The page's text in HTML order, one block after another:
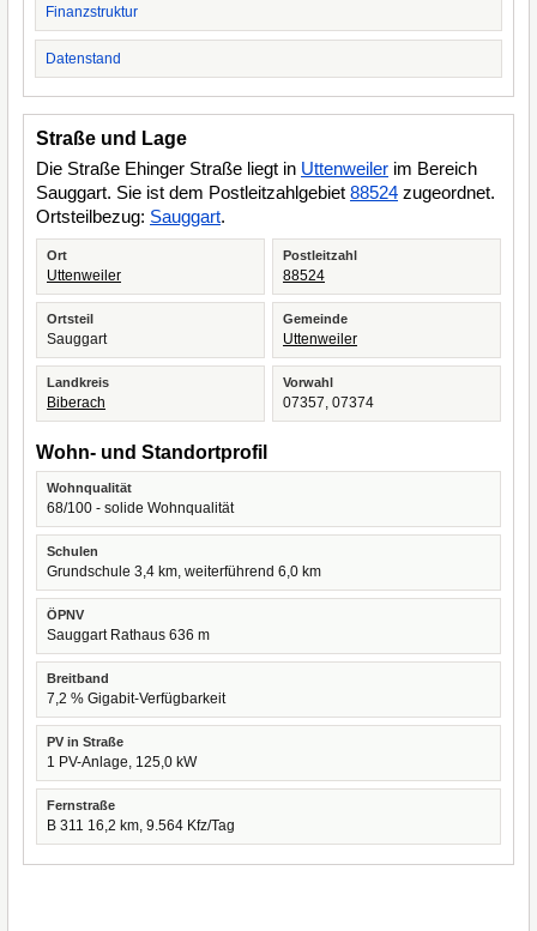
Finanzstruktur
Datenstand
Straße und Lage
Die Straße Ehinger Straße liegt in Uttenweiler im Bereich
Sauggart. Sie ist dem Postleitzahlgebiet 88524 zugeordnet.
Ortsteilbezug: Sauggart.
Ort
Uttenweiler
Postleitzahl
88524
Ortsteil
Sauggart
Gemeinde
Uttenweiler
Landkreis
Biberach
Vorwahl
07357, 07374
Wohn- und Standortprofil
Wohnqualität
68/100 - solide Wohnqualität
Schulen
Grundschule 3,4 km, weiterführend 6,0 km
ÖPNV
Sauggart Rathaus 636 m
Breitband
7,2 % Gigabit-Verfügbarkeit
PV in Straße
1 PV-Anlage, 125,0 kW
Fernstraße
B 311 16,2 km, 9.564 Kfz/Tag